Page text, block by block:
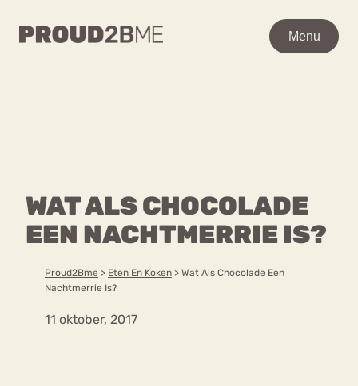
Menu
WAT ALS CHOCOLADE
EEN NACHTMERRIE IS?
Proud2Bme > Eten En Koken > Wat Als Chocolade Een
Nachtmerrie Is?
11 oktober, 2017
Menu
Content
Over ons
WAAR BEN JE NAAR OP
Over proud2bme
Contact
Vacatures
Privacyverklaring